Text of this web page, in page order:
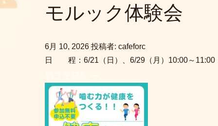
モルック体験会
6月 10, 2026 投稿者: cafeforc
日 程：6/21（日）、6/29（月）10:00